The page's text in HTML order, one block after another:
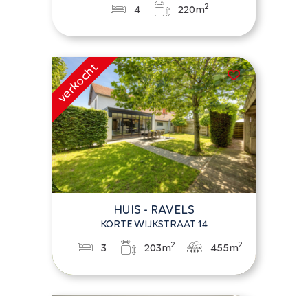
4 220m2
HUIS - RAVELS
KORTE WIJKSTRAAT 14
3 203m2 455m2